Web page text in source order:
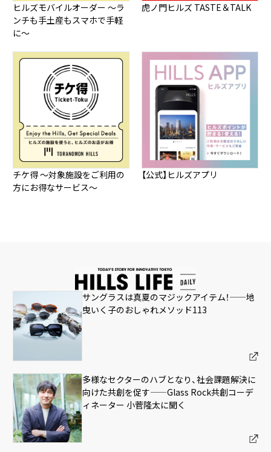
ヒルズモバイルオーダー ～ラ
ンチも手土産もスマホで手軽
に～
虎ノ門ヒルズ TASTE＆TALK
チケ得 ～対象施設をご利用の
方にお得なサービス～
【公式】ヒルズアプリ
サングラスは真夏のマジックアイテム！——地
曳いく子のおしゃれメソッド113
多様なセクターのハブとなり、社会課題解決に
向けた共創を促す——Glass Rock共創コーデ
ィネーター 小菅隆太に聞く